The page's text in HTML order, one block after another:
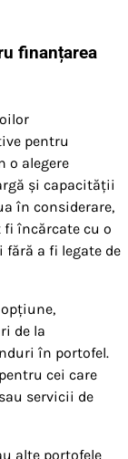
finanțarea
pentru
o alegere
și capacității
în considerare,
fi încărcate cu o
a fi legate de
de la
în portofel.
cei care
servicii de
alte portofele